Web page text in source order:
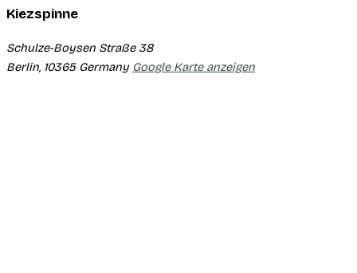
Kiezspinne
Schulze-Boysen Straße 38
Berlin, 10365 Germany Google Karte anzeigen